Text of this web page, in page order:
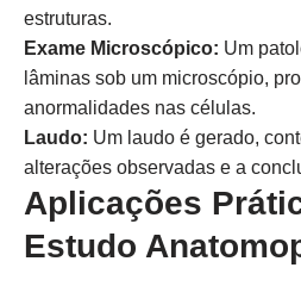
estruturas.
Exame Microscópico: Um
lâminas sob um microscópio,
anormalidades nas células.
Laudo: Um laudo é gerado,
alterações observadas e a
Aplicações
Estudo